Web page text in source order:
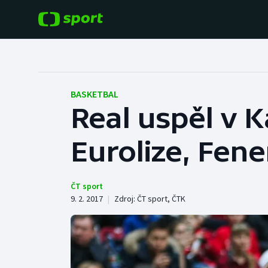
Hokej
Tenis
Cyklistika
Baseball a softbal
Basketbal
Boby a skeleton
Box
BASKETBAL
Real uspěl v
Eurolize,
ČT sport
9. 2. 2017 | Zdroj: ČT sport, ČTK